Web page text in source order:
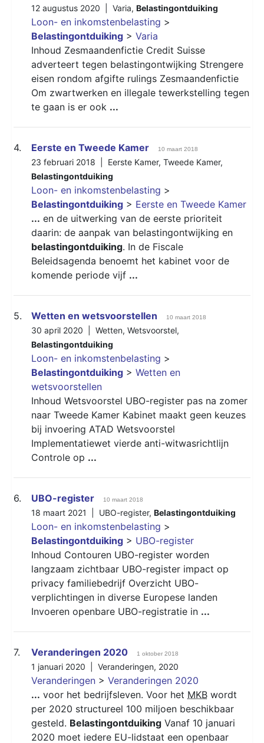
12 augustus 2020 | Varia, Belastingontduiking
Loon- en inkomstenbelasting >
Belastingontduiking > Varia
Inhoud Zesmaandenfictie Credit Suisse
adverteert tegen belastingontwijking Strengere
eisen rondom afgifte rulings Zesmaandenfictie
Om zwartwerken en illegale tewerkstelling tegen
te gaan is er ook ...
4. Eerste en Tweede Kamer 10 maart 2018
23 februari 2018 | Eerste Kamer, Tweede Kamer,
Belastingontduiking
Loon- en inkomstenbelasting >
Belastingontduiking > Eerste en Tweede Kamer
... en de uitwerking van de eerste prioriteit
daarin: de aanpak van belastingontwijking en
belastingontduiking. In de Fiscale
Beleidsagenda benoemt het kabinet voor de
komende periode vijf ...
5. Wetten en wetsvoorstellen 10 maart 2018
30 april 2020 | Wetten, Wetsvoorstel,
Belastingontduiking
Loon- en inkomstenbelasting >
Belastingontduiking > Wetten en
wetsvoorstellen
Inhoud Wetsvoorstel UBO-register pas na zomer
naar Tweede Kamer Kabinet maakt geen keuzes
bij invoering ATAD Wetsvoorstel
Implementatiewet vierde anti-witwasrichtlijn
Controle op ...
6. UBO-register 10 maart 2018
18 maart 2021 | UBO-register, Belastingontduiking
Loon- en inkomstenbelasting >
Belastingontduiking > UBO-register
Inhoud Contouren UBO-register worden
langzaam zichtbaar UBO-register impact op
privacy familiebedrijf Overzicht UBO-
verplichtingen in diverse Europese landen
Invoeren openbare UBO-registratie in ...
7. Veranderingen 2020 1 oktober 2018
1 januari 2020 | Veranderingen, 2020
Veranderingen > Veranderingen 2020
... voor het bedrijfsleven. Voor het MKB wordt
per 2020 structureel 100 miljoen beschikbaar
gesteld. Belastingontduiking Vanaf 10 januari
2020 moet iedere EU-lidstaat een openbaar